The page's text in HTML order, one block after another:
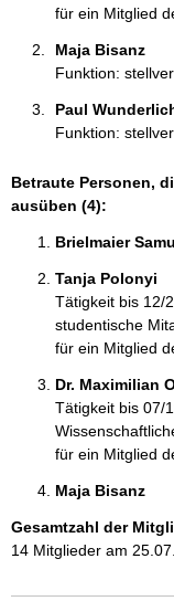
für ein Mitglied
Maja Bisanz
Funktion:
Paul
Funktion:
Betraute Personen,
ausüben (4):
Brielmaier
Tanja Polonyi
Tätigkeit bis 12/
studentische
für ein Mitglied
Dr. Maximilian
Tätigkeit bis 07/
für ein Mitglied
Maja Bisanz
Gesamtzahl der
14 Mitglieder am